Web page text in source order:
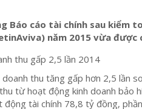
Báo cáo tài chính sau kiểm
năm 2015 vừa được
thu tăng gấp hơn 2,5 lần
từ hoạt động kinh doanh bảo
tài chính 78,8 tỷ đồng,